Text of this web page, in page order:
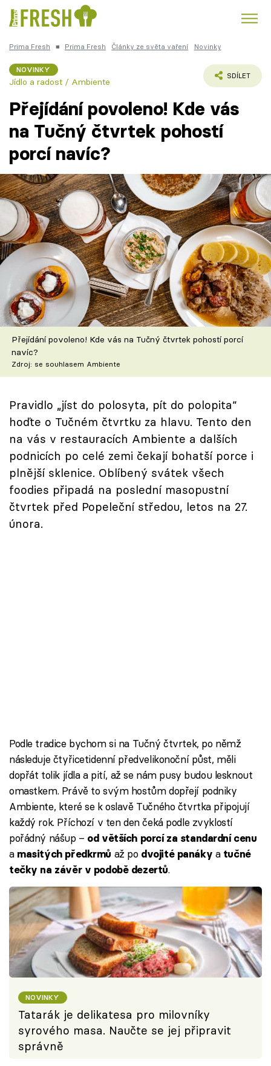
Česká kuchyně Čokoláda
Témata
Recepty
Články
TV Program
Škola vaření
Recepty z TV
Speciál: Cuketa
Těhotnej kuchař
Sledujte prima+
Přihlášení
Sledujte nás
Prima Fresh ■ Prima Fresh Články ze světa vaření Novinky
NOVINKY
Jídlo a radost / Ambiente
SDÍLET
Přejídání povoleno! Kde vás
na Tučný čtvrtek pohostí
porcí navíc?
Přejídání povoleno! Kde vás na Tučný čtvrtek pohostí porcí
navíc?
Zdroj: se souhlasem Ambiente
Pravidlo „jíst do polosyta, pít do polopita“
hoďte o Tučném čtvrtku za hlavu. Tento den
na vás v restauracích Ambiente a dalších
podnicích po celé zemi čekají bohatší porce i
plnější sklenice. Oblíbený svátek všech
foodies připadá na poslední masopustní
čtvrtek před Popeleční středou, letos na 27.
února.
Podle tradice bychom si na Tučný čtvrtek, po němž
následuje čtyřicetidenní předvelikonoční půst, měli
dopřát tolik jídla a pití, až se nám pusy budou lesknout
omastkem. Právě to svým hostům dopřejí podniky
Ambiente, které se k oslavě Tučného čtvrtka připojují
každý rok. Příchozí v ten den čeká podle zvyklostí
pořádný nášup – od větších porcí za standardní cenu
a masitých předkrmů až po dvojité panáky a tučné
tečky na závěr v podobě dezertů.
NOVINKY
Tatarák je delikatesa pro milovníky
syrového masa. Naučte se jej připravit
správně